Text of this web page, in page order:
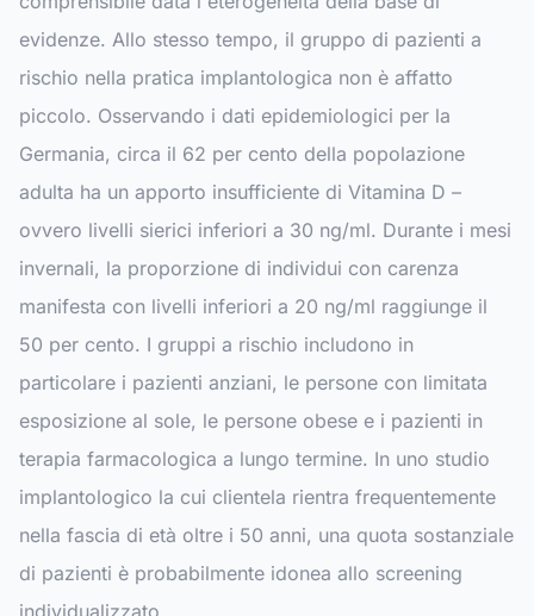
evidenze. Allo stesso tempo, il gruppo di pazienti a
rischio nella pratica implantologica non è affatto
piccolo. Osservando i dati epidemiologici per la
Germania, circa il 62 per cento della popolazione
adulta ha un apporto insufficiente di Vitamina D –
ovvero livelli sierici inferiori a 30 ng/ml. Durante i mesi
invernali, la proporzione di individui con carenza
manifesta con livelli inferiori a 20 ng/ml raggiunge il
50 per cento. I gruppi a rischio includono in
particolare i pazienti anziani, le persone con limitata
esposizione al sole, le persone obese e i pazienti in
terapia farmacologica a lungo termine. In uno studio
implantologico la cui clientela rientra frequentemente
nella fascia di età oltre i 50 anni, una quota sostanziale
di pazienti è probabilmente idonea allo screening
individualizzato.